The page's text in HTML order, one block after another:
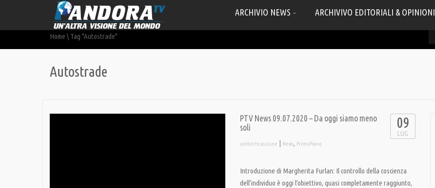
ARCHIVIO NEWS ARCHIVIVO EDITORIALI & OPINIONI
Home \ Tag "Autostrade"
Autostrade
PTV News 09.07.2020 – Da oggi siamo meno
soli
umberto ascione | News, PrimoPiano
09
LUG
Introduzione di Margherita Furlan: Il controllo della coscienza
dell’individuo è oggi l’obiettivo, quasi completamente raggiunto,